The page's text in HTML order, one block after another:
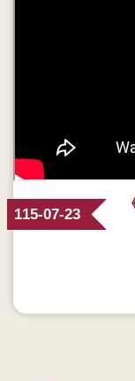
115-07-23